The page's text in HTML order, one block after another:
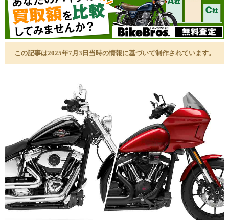
この記事は2025年7月3日当時の情報に基づいて制作されています。